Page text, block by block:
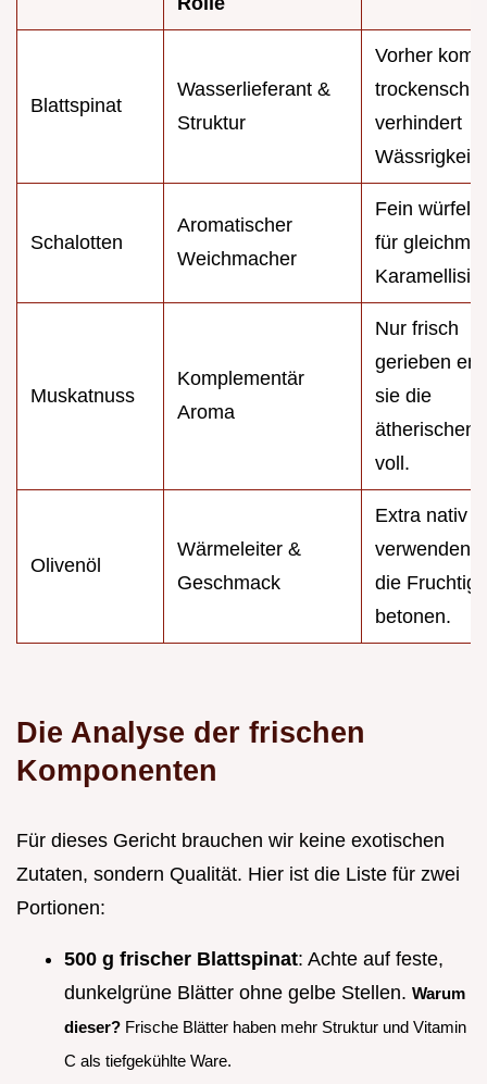
Blattspinat
Wasserlieferant &
Struktur
Vorher
verhindert
Wässrigkeit.
Schalotten
Aromatischer
Weichmacher
Fein würfeln
für
Muskatnuss
Komplementär
Aroma
Nur frisch
gerieben
sie die
ätherischen
voll.
Olivenöl
Wärmeleiter &
Geschmack
Extra nativ
verwenden,
die
betonen.
Die Analyse der frischen
Komponenten
Für dieses Gericht brauchen wir keine exotischen
Zutaten, sondern Qualität. Hier ist die Liste für zwei
Portionen:
500 g frischer Blattspinat: Achte auf feste,
dunkelgrüne Blätter ohne gelbe Stellen. Warum
dieser? Frische Blätter haben mehr Struktur und Vitamin
C als tiefgekühlte Ware.